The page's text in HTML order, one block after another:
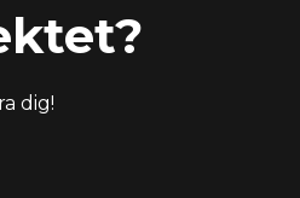
dig!